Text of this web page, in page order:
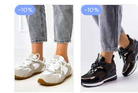
−10% −10%